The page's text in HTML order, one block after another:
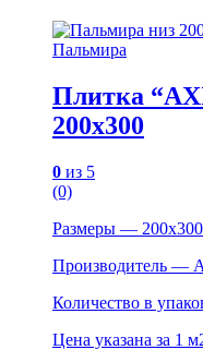
Пальмира
Плитка
200х300
0 из 5
(0)
Размеры —
Производитель —
Количество в
Цена указана за 1